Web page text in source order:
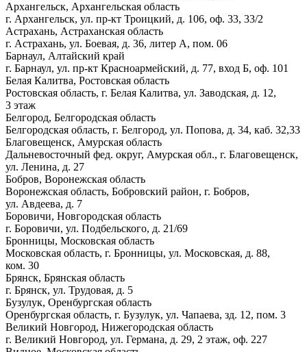
Архангельск, Архангельская область
г. Архангельск, ул. пр-кт Троицкий, д. 106, оф. 33, 33/2
Астрахань, Астраханская область
г. Астрахань, ул. Боевая, д. 36, литер А, пом. 06
Барнаул, Алтайский край
г. Барнаул, ул. пр-кт Красноармейский, д. 77, вход Б, оф. 101
Белая Калитва, Ростовская область
Ростовская область, г. Белая Калитва, ул. Заводская, д. 12,
3 этаж
Белгород, Белгородская область
Белгородская область, г. Белгород, ул. Попова, д. 34, каб. 32,33
Благовещенск, Амурская область
Дальневосточный фед. округ, Амурская обл., г. Благовещенск,
ул. Ленина, д. 27
Бобров, Воронежская область
Воронежская область, Бобровский район, г. Бобров,
ул. Авдеева, д. 7
Боровичи, Новгородская область
г. Боровичи, ул. Подбельского, д. 21/69
Бронницы, Московская область
Московская область, г. Бронницы, ул. Московская, д. 88,
ком. 30
Брянск, Брянская область
г. Брянск, ул. Трудовая, д. 5
Бузулук, Оренбургская область
Оренбургская область, г. Бузулук, ул. Чапаева, зд. 12, пом. 3
Великий Новгород, Нижегородская область
г. Великий Новгород, ул. Германа, д. 29, 2 этаж, оф. 227